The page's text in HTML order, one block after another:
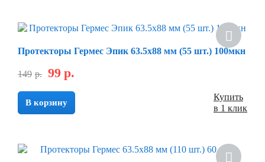
Скидка
Протекторы Гермес Эпик 63.5х88 мм (55 шт.) 100мкн
149 р. 99 р.
В корзину
Купить
в 1 клик